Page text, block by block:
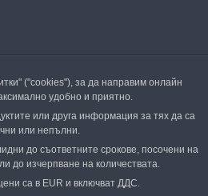
("cookies"), за да направим онлайн
удобно и приятно.
или друга информация за тях да са
или непълни.
до съответните срокове, посочени на
до изчерпване на количествата.
са в EUR и включват ДДС.